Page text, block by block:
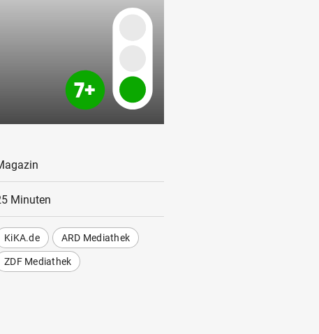
Minuten
KiKA.de ARD Mediathek
ZDF Mediathek